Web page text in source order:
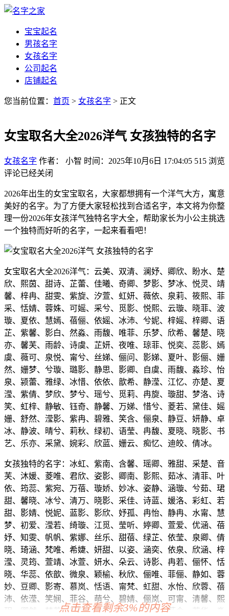
宝宝起名
男孩名字
女孩名字
公司起名
店铺起名
您当前位置： 首页 > 女孩名字 > 正文
女宝取名大全2026洋气 女孩独特的名字
女孩名字 作者： 小智 时间：2025年10月6日 17:04:05 515 浏览
评论已经关闭
2026年出生的女宝宝取名，大家都想拥有一个洋气大方，寓意
美好的名字。为了方便大家轻松找到合适名字，本文将为你整
理一份2026年女孩洋气独特名字大全，帮助家长为小公主挑选
一个独特而好听的名字，一起来看看吧！
女宝取名大全2026洋气：云美、双清、澜妤、卿欣、盼水、楚
欣、熙茵、甜诗、芷蕾、佳曦、奇卿、梦影、梦冰、悦灵、靖
馨、梓冉、甜雯、紫旋、汐萱、虹妍、薇依、泉莉、筱熙、菲
采、恬婧、蓉姝、可媱、采兮、觅影、悦熙、云璇、晓菲、波
璇、夏依、慧嫣、蓓俪、依媱、冰沛、兮妮、梓媱、梓卿、语
芷、紫馨、影白、然淼、雨馥、唯菲、乐梦、欣希、馨楚、晓
亦、馨芙、雨龄、诗虞、芷妍、夜唯、琼菲、悦奕、蕊影、嫣
虞、薇可、泉悦、甯兮、丝娣、俪问、影娣、夏叶、影俪、姗
然、姗梦、兮璇、璐影、静思、影卿、自虞、雨馥、淼珍、怡
泉、颍蕾、雅绿、冰惜、依依、歆希、静滢、江忆、亦楚、夏
滢、紫倩、梦欣、梦兮、瑶兮、觅莉、冉旋、璇甜、梦洛、诗
笑、虹梓、静敏、钰奇、静馨、万娣、惜兮、菱若、黛佳、媱
姗、舒然、滢影、紫冉、碧雅、笑含、俪泉、静豆、妍静、卓
冰、静波、晴兮、莉秋、绿初、语莹、冉馥、夏晓、晓影、书
艺、乐亦、采黛、婉彩、欣蓝、姗云、痴忆、迪皎、倩冰。
女孩独特的名字：冰虹、紫南、含馨、瑶卿、雅甜、采楚、音
芙、沐媛、菱唯、君欣、姿影、卿南、影熙、茹冰、清菲、叶
依、筠蕊、紫宛、万蓓、璇娇、妙冰、姿静、涵璇、兮茹、珺
甜、馨晓、冰兮、清万、晓影、采佳、诗蓝、媛洛、彩虹、若
甜、影婧、悦妮、蓝影、影欣、妤孤、冉怡、静冉、水甯、慧
梦、初爱、滢若、绮璇、江觅、莹听、婷卿、萱爱、优涵、蓓
妤、知雯、帆帆、紫娜、丝乐、甜蓓、绿芷、依莹、泉卿、倩
晓、琦涵、梵唯、希婕、妍甜、以姿、涵奕、依泉、欣涵、梓
滢、灵筠、萱靖、冰萱、妍水、朵云、诗影、冉若、俪怀、恬
晓、华蕊、依歆、微泉、颖榆、秋欣、俪唯、菲俪、静如、蓉
妙、豆卿、影寄、慕岚、恬语、甯梵、虹甜、水怡、欣蓉、蓓
沛、依滢、笑娴、菲谷、萌兮、碧婧、俪岚、可甯、清馨、熙
玥、卿然、梵若、若龄、晓霄、昕虞、洁甯、薇含、若华、淼
点击查看剩余3%的内容